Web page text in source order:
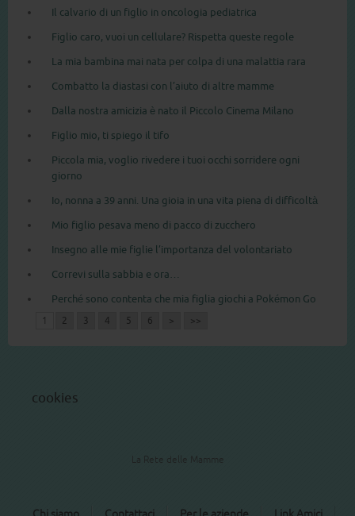
Il calvario di un figlio in oncologia pediatrica
Figlio caro, vuoi un cellulare? Rispetta queste regole
La mia bambina mai nata per colpa di una malattia rara
Combatto la diastasi con l’aiuto di altre mamme
Dalla nostra amicizia è nato il Piccolo Cinema Milano
Figlio mio, ti spiego il tifo
Piccola mia, voglio rivedere i tuoi occhi sorridere ogni
giorno
Io, nonna a 39 anni. Una gioia in una vita piena di difficoltà
Mio figlio pesava meno di pacco di zucchero
Insegno alle mie figlie l’importanza del volontariato
Correvi sulla sabbia e ora…
Perché sono contenta che mia figlia giochi a Pokémon Go
1 2 3 4 5 6 > >>
cookies
La Rete delle Mamme